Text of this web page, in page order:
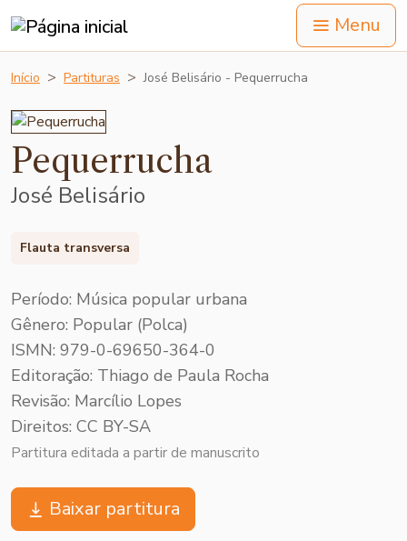
Menu
Início Partituras José Belisário - Pequerrucha
Pequerrucha
José Belisário
Flauta transversa
Período: Música popular urbana
Gênero: Popular (Polca)
ISMN: 979-0-69650-364-0
Editoração: Thiago de Paula Rocha
Revisão: Marcílio Lopes
Direitos: CC BY-SA
Partitura editada a partir de manuscrito
Baixar partitura